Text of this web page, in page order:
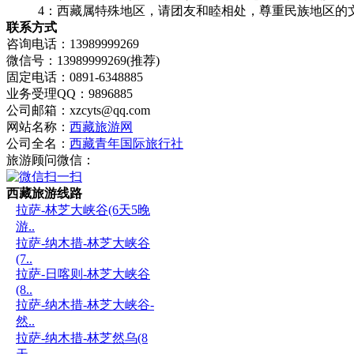
4：西藏属特殊地区，请团友和睦相处，尊重民族地区的
联系方式
咨询电话：13989999269
微信号：13989999269(推荐)
固定电话：0891-6348885
业务受理QQ：9896885
公司邮箱：xzcyts@qq.com
网站名称： 西藏旅游网
公司全名： 西藏青年国际旅行社
旅游顾问微信：
西藏旅游线路
拉萨-林芝大峡谷(6天5晚
游..
拉萨-纳木措-林芝大峡谷
(7..
拉萨-日喀则-林芝大峡谷
(8..
拉萨-纳木措-林芝大峡谷-
然..
拉萨-纳木措-林芝然乌(8